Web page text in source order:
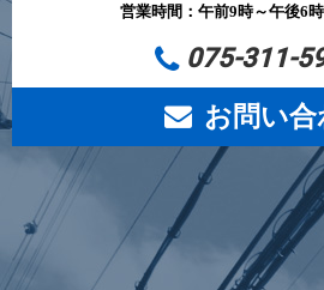
営業時間：午前9時～午後6
075-311-
お問い合